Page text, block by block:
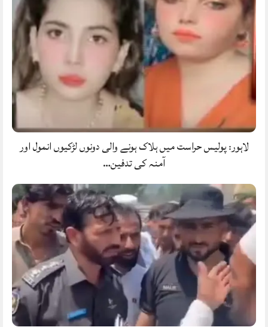
لاہور: پولیس حراست میں ہلاک ہونے والی دونوں لڑکیوں انمول اور
آمنہ کی تدفین…